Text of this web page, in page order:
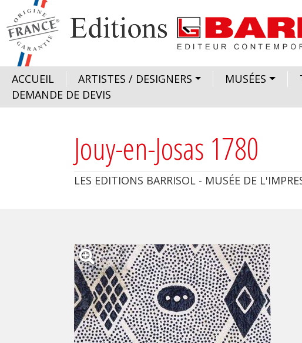
Aller au contenu principal
Image
Navigation principale
ACCUEIL ARTISTES / DESIGNERS MUSÉES
DEMANDE DE DEVIS
Jouy-en-Josas 1780
LES EDITIONS BARRISOL - MUSÉE DE